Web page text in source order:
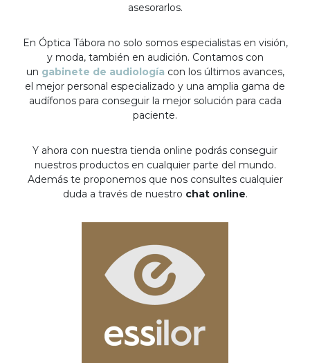
asesorarlos.
En Óptica Tábora no solo somos especialistas en visión,
y moda, también en audición. Contamos con
un gabinete de audiología con los últimos avances,
el mejor personal especializado y una amplia gama de
audífonos para conseguir la mejor solución para cada
paciente.
Y ahora con nuestra tienda online podrás conseguir
nuestros productos en cualquier parte del mundo.
Además te proponemos que nos consultes cualquier
duda a través de nuestro chat online.